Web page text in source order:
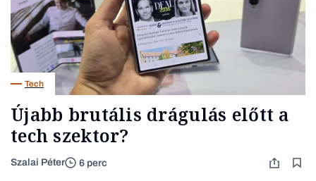
Tech
Újabb brutális drágulás előtt a
tech szektor?
Szalai Péter 6 perc